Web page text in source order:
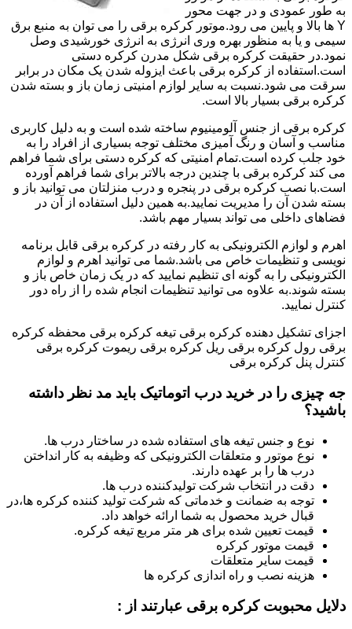
به طور عمودی و در جهت محور
Y ها بالا و پایین می رود.موتور کرکره برقی را می توان به منبع برق
سیمی و یا به منظور بهره وری انرژی به انرژی خورشیدی وصل
نمود.در حقیقت کرکره برقی شکل مدرن کرکره دستی
است.استفاده از کرکره برقی باعث ایزوله شدن یک مکان در برابر
سرقت می شود.نسبت به سایر لوازم امنیتی زمان باز و بسته شدن
کرکره برقی بسیار بالا است.
کرکره برقی از جنس آلومینیوم ساخته شده است و به دلیل کاربری
مناسب و آسان و رنگ آمیزی مختلف توجه بسیاری از افراد را به
خود جلب کرده است.تمام امنیتی که کرکره دستی برای شما فراهم
می کند کرکره برقی با چندین درجه بالاتر برای شما فراهم آورده
است.با نصب کرکره برقی در پنجره و درب منزلتان می توانید باز و
بسته شدن آن را مدیریت نمایید.به همین دلیل استفاده از آن در
فضاهای داخلی می تواند بسیار مهم باشد.
اهرم و لوازم الکترونیکی به کار رفته در کرکره برقی قابل برنامه
نویسی و تنظیمات خاص می باشد.شما می توانید اهرم و لوازم
الکترونیکی را به گونه ای تنظیم نمایید که در یک زمان خاص باز و
بسته شوند.به علاوه می توانید تنظیمات انجام شده را از راه دور
کنترل نمایید.
اجزای تشکیل دهنده کرکره برقی تیغه کرکره برقی محفظه کرکره
برقی رول کرکره برقی ریل کرکره برقی ریموت کرکره برقی
کنترل پنل کرکره برقی
جه چیزی را در خرید درب اتوماتیک باید مد نظر داشته
باشید؟
نوع و جنس تیغه های استفاده شده در ساختار درب ها.
نوع موتور و متعلقات الکترونیکی که وظیفه به کار انداختن
درب ها را بر عهده دارند.
دقت در انتخاب شرکت تولیدکننده درب ها.
توجه به ضمانت و خدماتی که شرکت تولید کننده کرکره ها،در
قبال خرید محصول به شما ارائه خواهد داد.
قیمت تعیین شده برای هر متر مربع تیغه کرکره.
قیمت موتور کرکره
قیمت سایر متعلقات
هزینه نصب و راه اندازی کرکره ها
دلایل محبوبت کرکره برقی عبارتند از :